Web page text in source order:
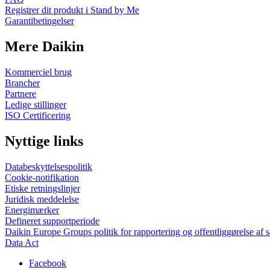
Registrer dit produkt i Stand by Me
Garantibetingelser
Mere Daikin
Kommerciel brug
Brancher
Partnere
Ledige stillinger
ISO Certificering
Nyttige links
Databeskyttelsespolitik
Cookie-notifikation
Etiske retningslinjer
Juridisk meddelelse
Energimærker
Defineret supportperiode
Daikin Europe Groups politik for rapportering og offentliggørelse af
Data Act
Facebook